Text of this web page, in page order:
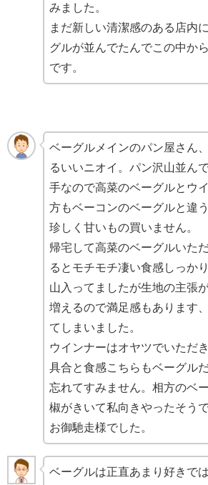
みました。
まだ新しい清潔感のある店内
グルが並んでたんでこの中か
です。
ベーグルメインのパン屋さん
るいいニオイ。パン沢山並ん
手なので高菜のベーグルとウ
方もベーコンのベーグルと違
珍しく甘いもの買いません。
帰宅して高菜のベーグルいた
るとモチモチ凄い食感しっか
山入ってましたが生地の主張
増えるので満足感もあります
てしまいました。
ウインナーはオヤツでいただ
具合と食感こちらもベーグル
忘れてすみません。相方のベ
椒がきいて私向きやったそう
お御馳走様でした。
ベーグルは正直あまり好きで